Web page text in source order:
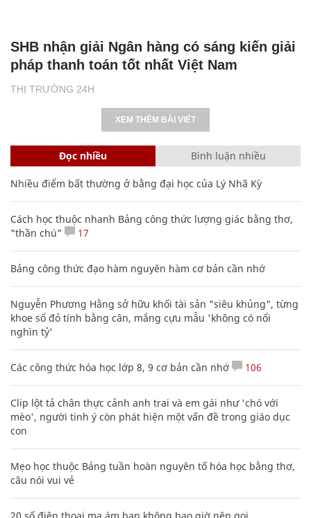
THỊ TRƯỜNG 24H
SHB nhận giải Ngân hàng có sáng kiến giải
pháp thanh toán tốt nhất Việt Nam
XEM THÊM BÀI VIẾT
Đọc nhiều Bình luận nhiều
Nhiều điểm bất thường ở bằng đại học của Lý Nhã Kỳ
Cách học thuộc nhanh Bảng công thức lượng giác bằng thơ,
"thần chú"
17
Bảng công thức đạo hàm nguyên hàm cơ bản cần nhớ
Nguyễn Phương Hằng sở hữu khối tài sản "siêu khủng", từng
khoe sổ đỏ tính bằng cân, mắng cựu mẫu 'không có nổi
nghìn tỷ'
Các công thức hóa học lớp 8, 9 cơ bản cần nhớ 106
Clip lột tả chân thực cảnh anh trai và em gái như 'chó với
mèo', người tinh ý còn phát hiện một vấn đề trong giáo dục
con
Mẹo học thuộc Bảng tuần hoàn nguyên tố hóa học bằng thơ,
câu nói vui vẻ